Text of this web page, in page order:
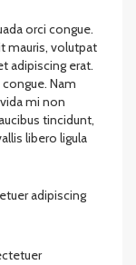
orci congue.
mauris, volutpat
adipiscing erat.
Nam
mi non
tincidunt,
libero ligula
adipiscing